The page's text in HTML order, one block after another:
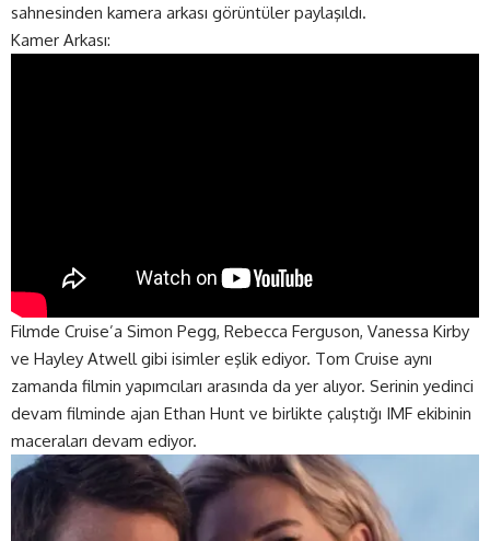
sahnesinden kamera arkası görüntüler paylaşıldı.
Kamer Arkası:
Filmde Cruise’a Simon Pegg, Rebecca Ferguson, Vanessa Kirby
ve Hayley Atwell gibi isimler eşlik ediyor. Tom Cruise aynı
zamanda filmin yapımcıları arasında da yer alıyor. Serinin yedinci
devam filminde ajan Ethan Hunt ve birlikte çalıştığı IMF ekibinin
maceraları devam ediyor.